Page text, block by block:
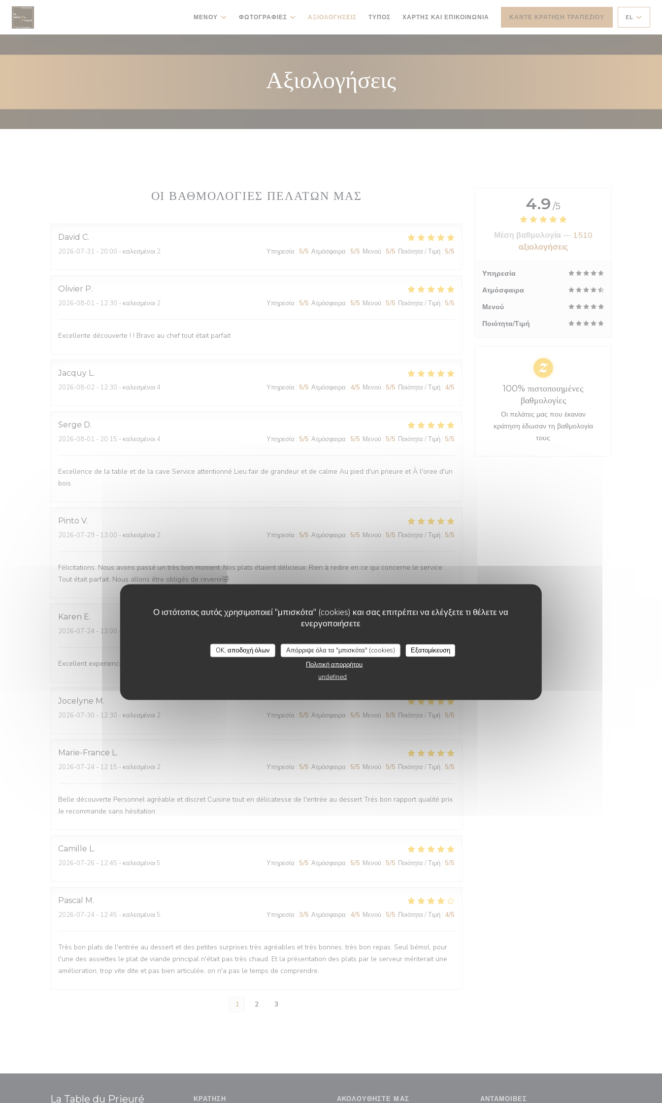
Πίνακας διαχείρισης "Μπισκότων" (Cookies)
Ο ιστότοπος αυτός χρησιμοποιεί "μπισκότα" (cookies) και σας επιτρέπει να ελέγξετε τι θέλετε να
ενεργοποιήσετε
OK, αποδοχή όλων Απόρριψε όλα τα "μπισκότα" (cookies)
Εξατομίκευση
Πολιτική απορρήτου
undefined
ΜΕΝΟΎ ΦΩΤΟΓΡΑΦΊΕΣ ΑΞΙΟΛΟΓΉΣΕΙΣ ΤΎΠΟΣ ΧΆΡΤΗΣ ΚΑΙ ΕΠΙΚΟΙΝΩΝΊΑ ΚΆΝΤΕ ΚΡΆΤΗΣΗ ΤΡΑΠΕΖΙΟΎ EL
Αξιολογήσεις
ΟΙ ΒΑΘΜΟΛΟΓΊΕΣ ΠΕΛΑΤΏΝ ΜΑΣ
David C
2026-07-31 - 20:00 - καλεσμένοι 2 Υπηρεσία : 5/5 Ατμόσφαιρα : 5/5 Μενού : 5/5 Ποιότητα / Τιμή : 5/5
Olivier P
2026-08-01 - 12:30 - καλεσμένοι 2 Υπηρεσία : 5/5 Ατμόσφαιρα : 5/5 Μενού : 5/5 Ποιότητα / Τιμή : 5/5
Excellente découverte ! ! Bravo au chef tout était parfait
Jacquy L
2026-08-02 - 12:30 - καλεσμένοι 4 Υπηρεσία : 5/5 Ατμόσφαιρα : 4/5 Μενού : 5/5 Ποιότητα / Τιμή : 4/5
Serge D
2026-08-01 - 20:15 - καλεσμένοι 4 Υπηρεσία : 5/5 Ατμόσφαιρα : 5/5 Μενού : 5/5 Ποιότητα / Τιμή : 5/5
Excellence de la table et de la cave Service attentionné Lieu fair de grandeur et de calme Au pied d'un prieure et À l'oree d'un
bois
Pinto V
2026-07-29 - 13:00 - καλεσμένοι 2 Υπηρεσία : 5/5 Ατμόσφαιρα : 5/5 Μενού : 5/5 Ποιότητα / Τιμή : 5/5
Félicitations. Nous avons passé un très bon moment. Nos plats étaient délicieux. Rien à redire en ce qui concerne le service.
Tout était parfait. Nous allons être obligés de revenir🤣
Karen E
2026-07-24 - 13:00 - καλεσμένοι 2 Ατμόσφαιρα
Excellent experience!
Jocelyne M
2026-07-30 - 12:30 - καλεσμένοι 2 Υπηρεσία : 5/5 Ατμόσφαιρα : 5/5 Μενού : 5/5 Ποιότητα / Τιμή : 5/5
Marie-France L
2026-07-24 - 12:15 - καλεσμένοι 2 Υπηρεσία : 5/5 Ατμόσφαιρα : 5/5 Μενού : 5/5 Ποιότητα / Τιμή : 5/5
Belle découverte Personnel agréable et discret Cuisine tout en délicatesse de l'entrée au dessert Trés bon rapport qualité prix
Je recommande sans hésitation
Camille L
2026-07-26 - 12:45 - καλεσμένοι 5 Υπηρεσία : 5/5 Ατμόσφαιρα : 5/5 Μενού : 5/5 Ποιότητα / Τιμή : 5/5
Pascal M
2026-07-24 - 12:45 - καλεσμένοι 5 Υπηρεσία : 3/5 Ατμόσφαιρα : 4/5 Μενού : 5/5 Ποιότητα / Τιμή : 4/5
Très bon plats de l'entrée au dessert et des petites surprises très agréables et très bonnes. très bon repas. Seul bémol, pour
l'une des assiettes le plat de viande principal n'était pas très chaud. Et la présentation des plats par le serveur mériterait une
amélioration, trop vite dite et pas bien articulée, on n'a pas le temps de comprendre.
1 2 3
4.9 /5
Μέση βαθμολογία — 1510
αξιολογήσεις
Υπηρεσία
Ατμόσφαιρα
Μενού
Ποιότητα/Τιμή
100% πιστοποιημένες
βαθμολογίες
Οι πελάτες μας που έκαναν
κράτηση έδωσαν τη βαθμολογία
τους
La Table du Prieuré ΚΡΆΤΗΣΗ ΑΚΟΛΟΥΘΉΣΤΕ ΜΑΣ ΑΝΤΑΜΟΙΒΈΣ